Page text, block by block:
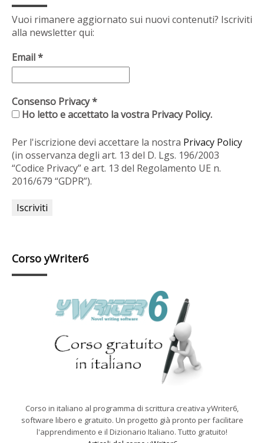
Vuoi rimanere aggiornato sui nuovi contenuti? Iscriviti
alla newsletter qui:
Email*
Consenso Privacy*
Ho letto e accettato la vostra Privacy Policy.
Per l'iscrizione devi accettare la nostra Privacy Policy
(in osservanza degli art. 13 del D. Lgs. 196/2003
“Codice Privacy” e art. 13 del Regolamento UE n.
2016/679 “GDPR”).
Corso yWriter6
Corso in italiano al programma di scrittura creativa yWriter6,
software libero e gratuito. Un progetto già pronto per facilitare
l'apprendimento e il Dizionario Italiano. Tutto gratuito!